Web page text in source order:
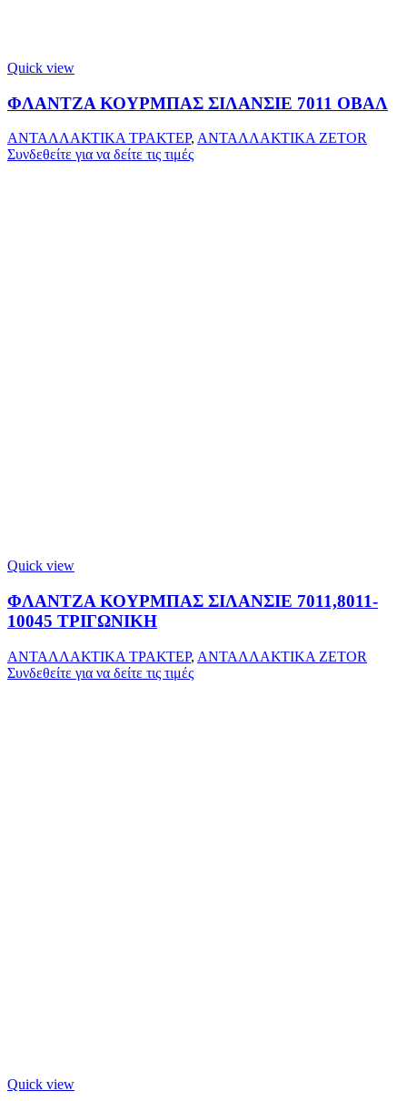
Quick view
ΦΛΑΝΤΖΑ ΚΟΥΡΜΠΑΣ ΣΙΛΑΝΣΙΕ 7011 ΟΒΑΛ
ΑΝΤΑΛΛΑΚΤΙΚΑ ΤΡΑΚΤΕΡ, ΑΝΤΑΛΛΑΚΤΙΚΑ ZETOR
Συνδεθείτε για να δείτε τις τιμές
Quick view
ΦΛΑΝΤΖΑ ΚΟΥΡΜΠΑΣ ΣΙΛΑΝΣΙΕ 7011,8011-
10045 ΤΡΙΓΩΝΙΚΗ
ΑΝΤΑΛΛΑΚΤΙΚΑ ΤΡΑΚΤΕΡ, ΑΝΤΑΛΛΑΚΤΙΚΑ ZETOR
Συνδεθείτε για να δείτε τις τιμές
Quick view